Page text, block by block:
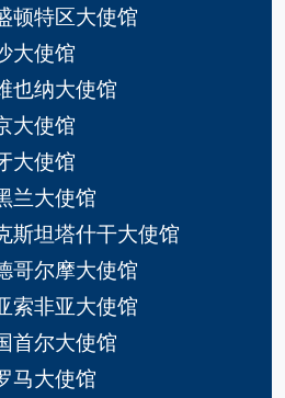
顿特区大使馆
大使馆
也纳大使馆
大使馆
大使馆
兰大使馆
斯坦塔什干大使馆
哥尔摩大使馆
索非亚大使馆
首尔大使馆
马大使馆